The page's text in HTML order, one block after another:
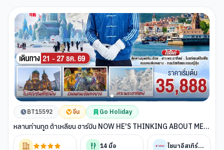
BT15592 จีน Go Holiday
หลานท่านทูต ต้าเหลียน ฮาร์บิน NOW HE'S THINKING ABOUT ME
สนุกสุขสันต์ วันหิมะโปรย 7 วัน 5 คืน โดย สายการบิน ไชน่า อีสเทิร์น
14 มื้อ ไชนาอีสเทิร์นแอร์ไลน์